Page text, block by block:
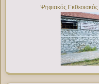
Ψηφιακός Εκθεσιακός